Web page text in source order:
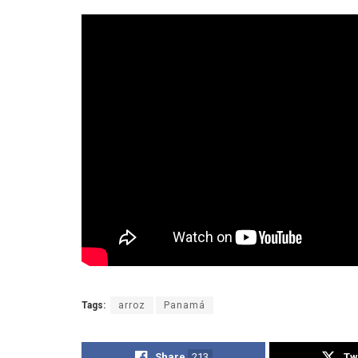
Tags: arroz Panamá